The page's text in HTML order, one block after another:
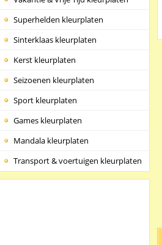
Superhelden kleurplaten
Sinterklaas kleurplaten
Kerst kleurplaten
Seizoenen kleurplaten
Sport kleurplaten
Games kleurplaten
Mandala kleurplaten
Transport & voertuigen kleurplaten